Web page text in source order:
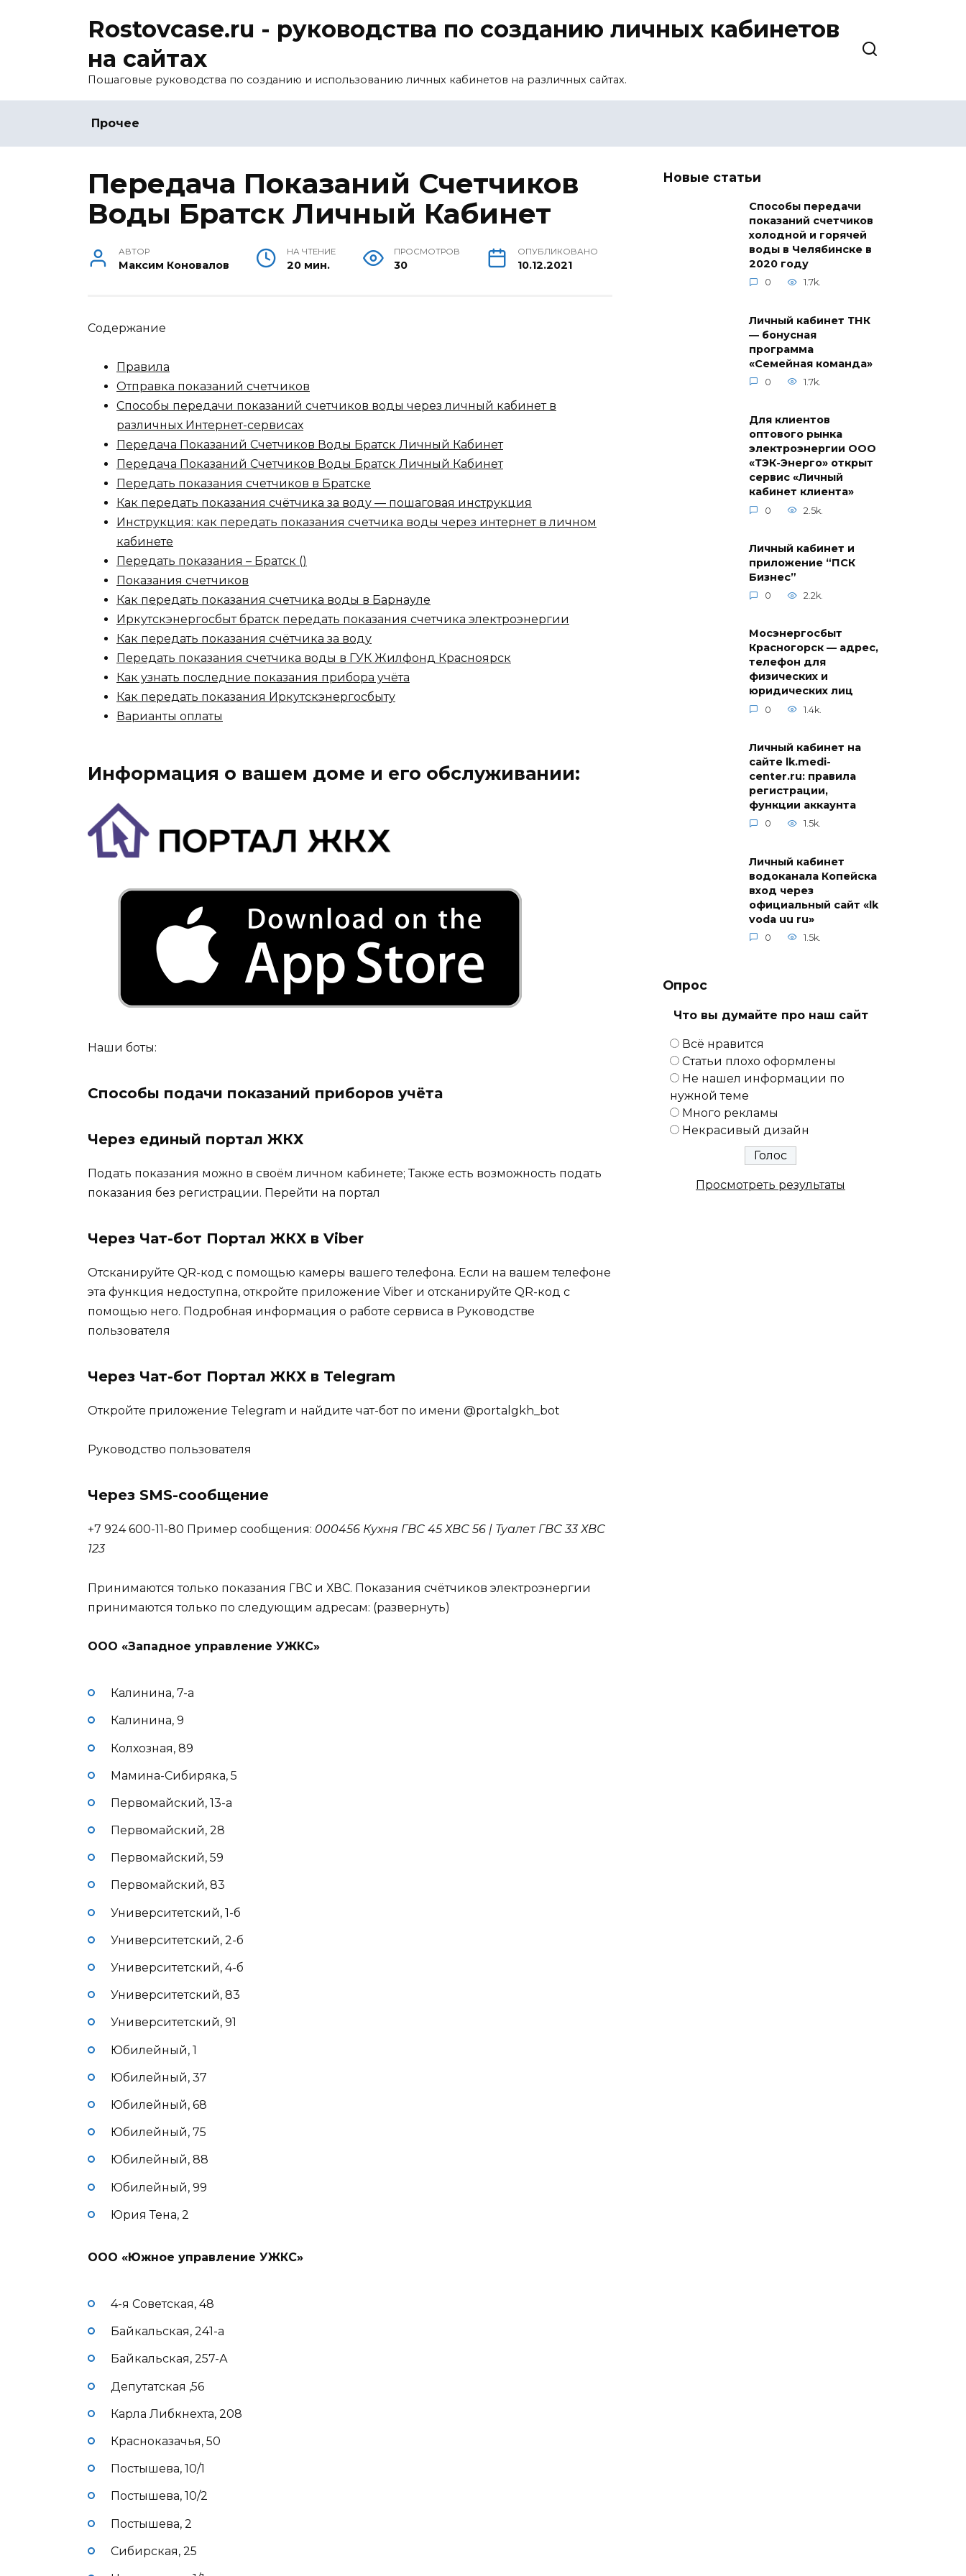
Rostovcase.ru - руководства по созданию личных кабинетов
на сайтах
Пошаговые руководства по созданию и использованию личных кабинетов на различных сайтах.
Прочее
Передача Показаний Счетчиков
Воды Братск Личный Кабинет
АВТОР
Максим Коновалов
НА ЧТЕНИЕ
20 мин.
ПРОСМОТРОВ
30
ОПУБЛИКОВАНО
10.12.2021
Содержание
Правила
Отправка показаний счетчиков
Способы передачи показаний счетчиков воды через личный кабинет в
различных Интернет-сервисах
Передача Показаний Счетчиков Воды Братск Личный Кабинет
Передача Показаний Счетчиков Воды Братск Личный Кабинет
Передать показания счетчиков в Братске
Как передать показания счётчика за воду — пошаговая инструкция
Инструкция: как передать показания счетчика воды через интернет в личном
кабинете
Передать показания – Братск ()
Показания счетчиков
Как передать показания счетчика воды в Барнауле
Иркутскэнергосбыт братск передать показания счетчика электроэнергии
Как передать показания счётчика за воду
Передать показания счетчика воды в ГУК Жилфонд Красноярск
Как узнать последние показания прибора учёта
Как передать показания Иркутскэнергосбыту
Варианты оплаты
Информация о вашем доме и его обслуживании:
Наши боты:
Способы подачи показаний приборов учёта
Через единый портал ЖКХ
Подать показания можно в своём личном кабинете; Также есть возможность подать
показания без регистрации. Перейти на портал
Через Чат-бот Портал ЖКХ в Viber
Отсканируйте QR-код с помощью камеры вашего телефона. Если на вашем телефоне
эта функция недоступна, откройте приложение Viber и отсканируйте QR-код с
помощью него. Подробная информация о работе сервиса в Руководстве
пользователя
Через Чат-бот Портал ЖКХ в Telegram
Откройте приложение Telegram и найдите чат-бот по имени @portalgkh_bot
Руководство пользователя
Через SMS-сообщение
+7 924 600-11-80 Пример сообщения: 000456 Кухня ГВС 45 ХВС 56 | Туалет ГВС 33 ХВС
123
Принимаются только показания ГВС и ХВС. Показания счётчиков электроэнергии
принимаются только по следующим адресам: (развернуть)
ООО «Западное управление УЖКС»
Калинина, 7-а
Калинина, 9
Колхозная, 89
Мамина-Сибиряка, 5
Первомайский, 13-а
Первомайский, 28
Первомайский, 59
Первомайский, 83
Университетский, 1-б
Университетский, 2-б
Университетский, 4-б
Университетский, 83
Университетский, 91
Юбилейный, 1
Юбилейный, 37
Юбилейный, 68
Юбилейный, 75
Юбилейный, 88
Юбилейный, 99
Юрия Тена, 2
ООО «Южное управление УЖКС»
4-я Советская, 48
Байкальская, 241-а
Байкальская, 257-А
Депутатская ,56
Карла Либкнехта, 208
Красноказачья, 50
Постышева, 10/1
Постышева, 10/2
Постышева, 2
Сибирская, 25
Новые статьи
Способы передачи
показаний счетчиков
холодной и горячей
воды в Челябинске в
2020 году
0 1.7k.
Личный кабинет ТНК
— бонусная
программа
«Семейная команда»
0 1.7k.
Для клиентов
оптового рынка
электроэнергии ООО
«ТЭК-Энерго» открыт
сервис «Личный
кабинет клиента»
0 2.5k.
Личный кабинет и
приложение “ПСК
Бизнес”
0 2.2k.
Мосэнергосбыт
Красногорск — адрес,
телефон для
физических и
юридических лиц
0 1.4k.
Личный кабинет на
сайте lk.medi-
center.ru: правила
регистрации,
функции аккаунта
0 1.5k.
Личный кабинет
водоканала Копейска
вход через
официальный сайт «lk
voda uu ru»
0 1.5k.
Опрос
Что вы думайте про наш сайт
Всё нравится
Статьи плохо оформлены
Не нашел информации по
нужной теме
Много рекламы
Некрасивый дизайн
Просмотреть результаты